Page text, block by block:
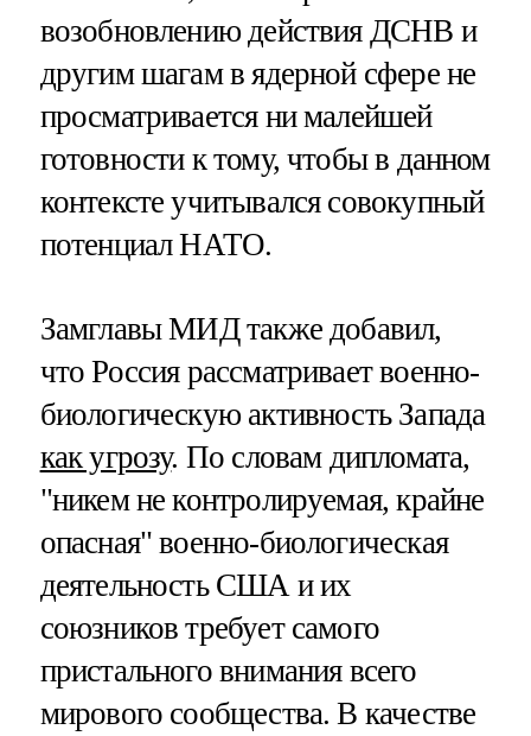
возобновлению действия ДСНВ и
другим шагам в ядерной сфере не
просматривается ни малейшей
готовности к тому, чтобы в данном
контексте учитывался совокупный
потенциал НАТО.
Замглавы МИД также добавил,
что Россия рассматривает военно-
биологическую активность Запада
как угрозу. По словам дипломата,
"никем не контролируемая, крайне
опасная" военно-биологическая
деятельность США и их
союзников требует самого
пристального внимания всего
мирового сообщества. В качестве